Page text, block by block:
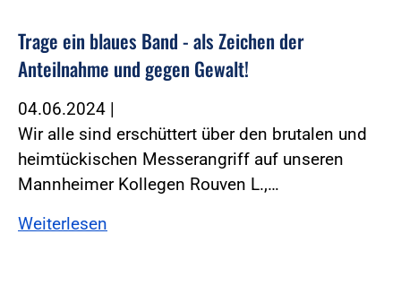
Trage ein blaues Band - als Zeichen der
Anteilnahme und gegen Gewalt!
04.06.2024 |
Wir alle sind erschüttert über den brutalen und
heimtückischen Messerangriff auf unseren
Mannheimer Kollegen Rouven L.,…
Weiterlesen